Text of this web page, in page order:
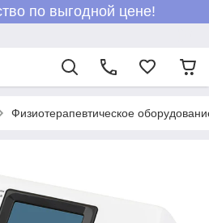
по выгодной цене!
Физиотерапевтическое